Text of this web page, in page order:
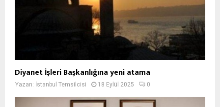
Diyanet İşleri Başkanlığına yeni atama
Yazan: İstanbul Temsilcisi 18 Eylül 2025 0